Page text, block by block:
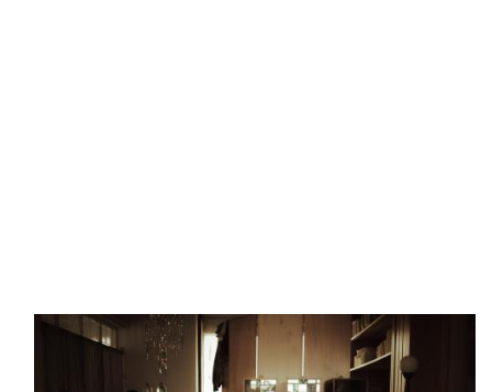
Image